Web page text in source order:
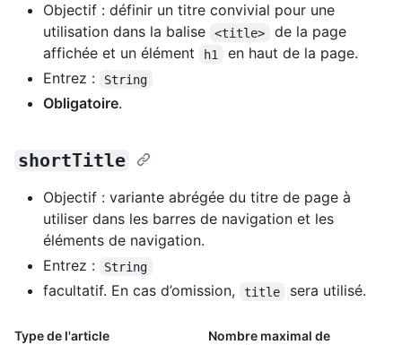
Objectif : définir un titre convivial pour une
utilisation dans la balise
<title>
de la page
affichée et un élément
h1
en haut de la page.
Entrez :
String
Obligatoire.
shortTitle
Objectif : variante abrégée du titre de page à
utiliser dans les barres de navigation et les
éléments de navigation.
Entrez :
String
facultatif. En cas d’omission, title sera utilisé.
Type de l'article
Nombre maximal de